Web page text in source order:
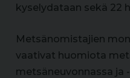
kyselydataan sekä 22
Metsänomistajien
vaativat huomiota
metsäneuvonnassa ja